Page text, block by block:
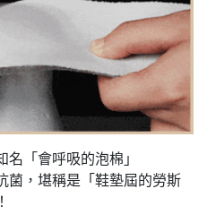
「會呼吸的泡棉」
菌，堪稱是「鞋墊屆的勞斯